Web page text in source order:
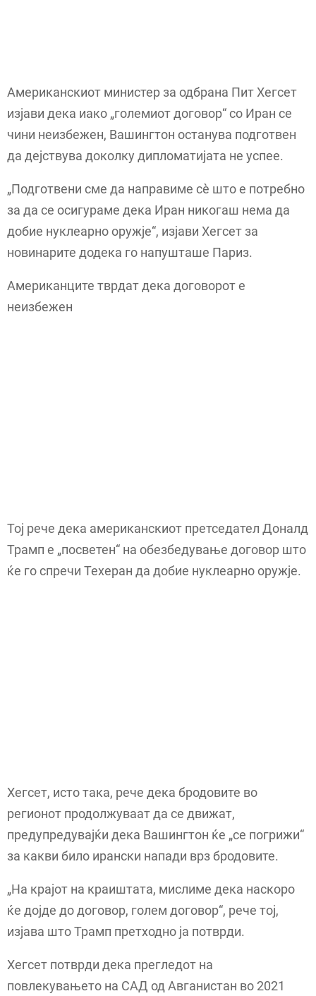
Американскиот министер за одбрана Пит Хегсет
изјави дека иако „големиот договор“ со Иран се
чини неизбежен, Вашингтон останува подготвен
да дејствува доколку дипломатијата не успее.
„Подготвени сме да направиме сè што е потребно
за да се осигураме дека Иран никогаш нема да
добие нуклеарно оружје“, изјави Хегсет за
новинарите додека го напушташе Париз.
Американците тврдат дека договорот е
неизбежен
Тој рече дека американскиот претседател Доналд
Трамп е „посветен“ на обезбедување договор што
ќе го спречи Техеран да добие нуклеарно оружје.
Хегсет, исто така, рече дека бродовите во
регионот продолжуваат да се движат,
предупредувајќи дека Вашингтон ќе „се погрижи“
за какви било ирански напади врз бродовите.
„На крајот на краиштата, мислиме дека наскоро
ќе дојде до договор, голем договор“, рече тој,
изјава што Трамп претходно ја потврди.
Хегсет потврди дека прегледот на
повлекувањето на САД од Авганистан во 2021